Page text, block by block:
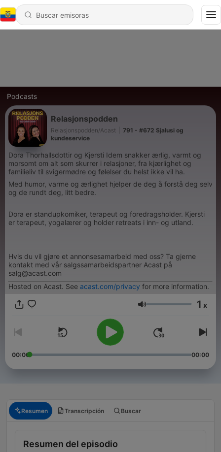
Podcasts
Relasjonspodden
Relasjonspodden/Acast
791 - #672 Sjalusi og
kundeservice
Dora Thorhallsdottir og Kjersti Idem snakker ærlig, varmt og
morsomt om alt som skurrer i relasjoner, fra kjærlighet og
familieliv til svigermødre og følelser du helst ikke vil ha.
Med humor, varme og ærlighet hjelper de deg å forstå deg selv
og de rundt deg, litt bedre.
Dora er standupkomiker, terapeut og foredragsholder. Kjersti
er terapeut, yogalærer og holder retreats i inn- og utland.
Hvis du vil gjøre et annonsesamarbeid med oss? Ta gjerne
kontakt med vår salgssamarbeidspartner Acast på
salg@acast.com
Hosted on Acast. See acast.com/privacy for more information.
Volumen 1 x
00:00 00:00
Resumen Transcripción Buscar
Resumen del episodio